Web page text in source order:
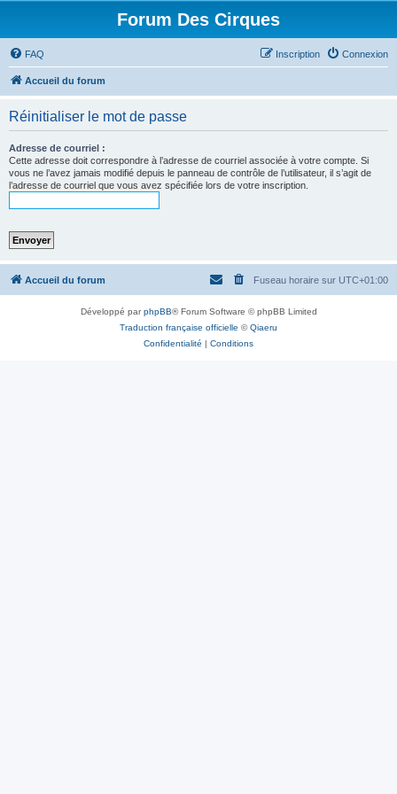
Forum Des Cirques
FAQ Connexion
Inscription
Accueil du forum
Réinitialiser le mot de passe
Adresse de courriel :
Cette adresse doit correspondre à l’adresse de courriel associée à votre compte. Si
vous ne l’avez jamais modifié depuis le panneau de contrôle de l’utilisateur, il s’agit de
l’adresse de courriel que vous avez spécifiée lors de votre inscription.
Accueil du forum Fuseau horaire sur UTC+01:00
Développé parphpBB® Forum Software © phpBB Limited
Traduction française officielle ©Qiaeru
Confidentialité | Conditions